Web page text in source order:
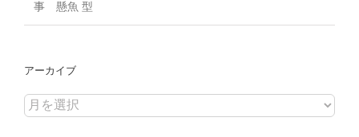
事 懸魚 型
アーカイブ
ア